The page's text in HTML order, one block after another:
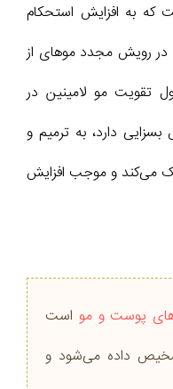
که به افزایش استحکام
رویش مجدد موهای از
تقویت مو لامینین در
دارد، به ترمیم و
می‌کند و موجب افزایش
پوست و مو است
داده می‌شود و